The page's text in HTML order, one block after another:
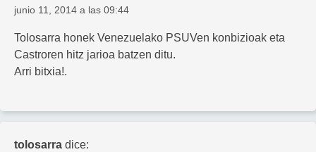
junio 11, 2014 a las 09:44
Tolosarra honek Venezuelako PSUVen konbizioak eta
Castroren hitz jarioa batzen ditu.
Arri bitxia!.
tolosarra dice: